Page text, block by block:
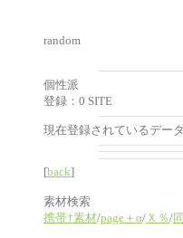
random
個性派
登録：0 SITE
現在登録されているデー
[back]
素材検索
携帯†素材/page＋α/ Ｘ％/